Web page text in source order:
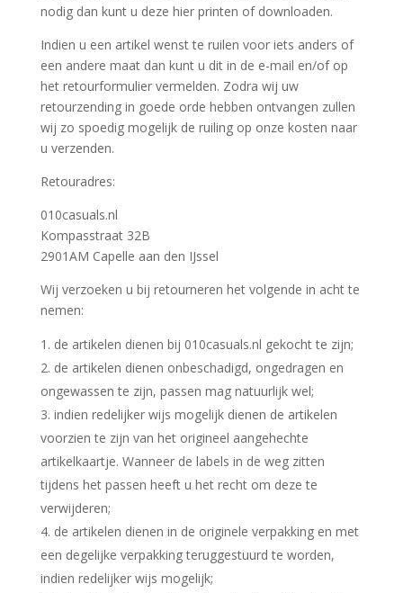
nodig dan kunt u deze hier printen of downloaden.
Indien u een artikel wenst te ruilen voor iets anders of
een andere maat dan kunt u dit in de e-mail en/of op
het retourformulier vermelden. Zodra wij uw
retourzending in goede orde hebben ontvangen zullen
wij zo spoedig mogelijk de ruiling op onze kosten naar
u verzenden.
Retouradres:
010casuals.nl
Kompasstraat 32B
2901AM Capelle aan den IJssel
Wij verzoeken u bij retourneren het volgende in acht te
nemen:
de artikelen dienen bij 010casuals.nl gekocht te zijn;
de artikelen dienen onbeschadigd, ongedragen en
ongewassen te zijn, passen mag natuurlijk wel;
indien redelijker wijs mogelijk dienen de artikelen
voorzien te zijn van het origineel aangehechte
artikelkaartje. Wanneer de labels in de weg zitten
tijdens het passen heeft u het recht om deze te
verwijderen;
de artikelen dienen in de originele verpakking en met
een degelijke verpakking teruggestuurd te worden,
indien redelijker wijs mogelijk;